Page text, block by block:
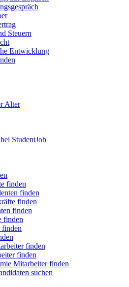
Steuern
Entwicklung
Alter
StudentJob
finden
finden
finden
finden
finden
finden
finden
finden
Mitarbeiter finden
suchen